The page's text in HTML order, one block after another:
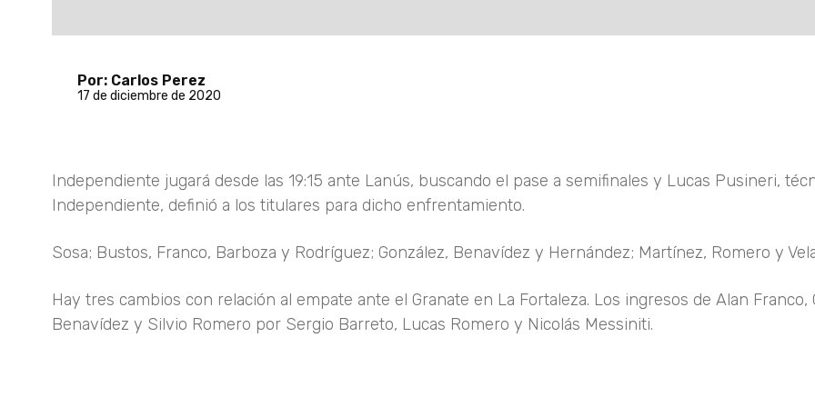
Por: Carlos Perez
17 de diciembre de 2020
Independiente jugará desde las 19:15 ante Lanús, buscando el pase a semifinales y Lucas Pusineri,
Independiente, definió a los titulares para dicho enfrentamiento.
Sosa; Bustos, Franco, Barboza y Rodríguez; González, Benavídez y Hernández; Martínez, Romero y
Hay tres cambios con relación al empate ante el Granate en La Fortaleza. Los ingresos de Alan Franco,
Benavídez y Silvio Romero por Sergio Barreto, Lucas Romero y Nicolás Messiniti.